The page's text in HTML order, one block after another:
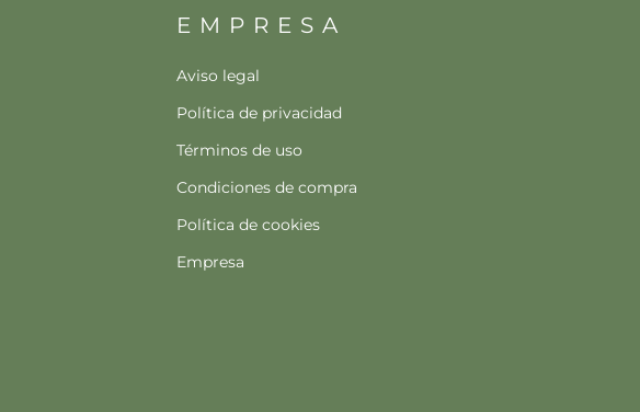
EMPRESA
Aviso legal
Política de privacidad
Términos de uso
Condiciones de compra
Política de cookies
Empresa